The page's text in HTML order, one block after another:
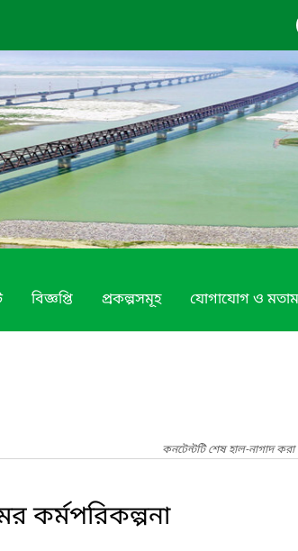
বিজ্ঞপ্তি প্রকল্পসমূহ যোগাযোগ ও
কনটেন্টটি শেষ হাল-নাগাদ
কর্মপরিকল্পনা